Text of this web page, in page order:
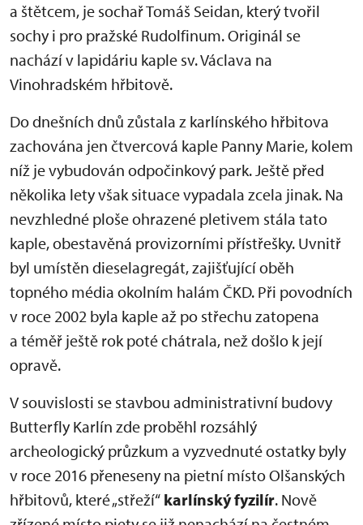
a štětcem, je sochař Tomáš Seidan, který tvořil
sochy i pro pražské Rudolfinum. Originál se
nachází v lapidáriu kaple sv. Václava na
Vinohradském hřbitově.
Do dnešních dnů zůstala z karlínského hřbitova
zachována jen čtvercová kaple Panny Marie, kolem
níž je vybudován odpočinkový park. Ještě před
několika lety však situace vypadala zcela jinak. Na
nevzhledné ploše ohrazené pletivem stála tato
kaple, obestavěná provizorními přístřešky. Uvnitř
byl umístěn dieselagregát, zajišťující oběh
topného média okolním halám ČKD. Při povodních
v roce 2002 byla kaple až po střechu zatopena
a téměř ještě rok poté chátrala, než došlo k její
opravě.
V souvislosti se stavbou administrativní budovy
Butterfly Karlín zde proběhl rozsáhlý
archeologický průzkum a vyzvednuté ostatky byly
v roce 2016 přeneseny na pietní místo Olšanských
hřbitovů, které „střeží“ karlínský fyzilír. Nově